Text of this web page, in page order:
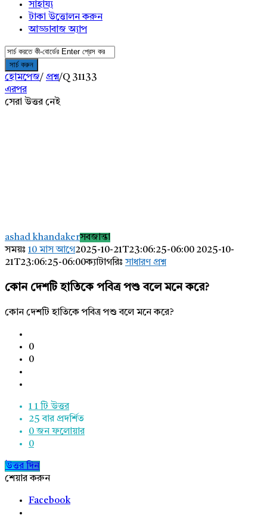
সাহায্য
টাকা উত্তোলন করুন
আড্ডাবাজ অ্যাপ
হোমপেজ/ প্রশ্ন/Q 31133
এরপর
সেরা উত্তর নেই
Latest
প্রশ্ন
ashad khandakerসবজান্তা
সময়ঃ 10 মাস আগে2025-10-21T23:06:25-06:00 2025-10-
21T23:06:25-06:00ক্যাটাগরিঃসাধারণ প্রশ্ন
কোন দেশটি হাতিকে পবিত্র পশু বলে মনে করে?
কোন দেশটি হাতিকে পবিত্র পশু বলে মনে করে?
0
0
1 1 টি উত্তর
25বার প্রদর্শিত
0 জন ফলোয়ার
0
উত্তর দিন
শেয়ার করুন
Facebook